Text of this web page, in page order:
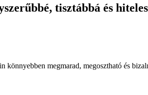
tisztábbá és
könnyebben megmarad, megosztható és